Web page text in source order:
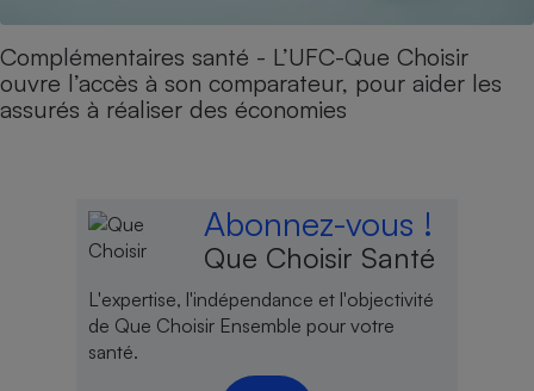
Complémentaires santé - L’UFC-Que Choisir
ouvre l’accès à son comparateur, pour aider les
assurés à réaliser des économies
Abonnez-vous !
Que Choisir Santé
L'expertise, l'indépendance et l'objectivité
de Que Choisir Ensemble pour votre
santé.